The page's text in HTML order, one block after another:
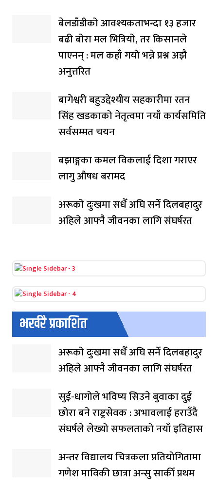
बेलडाँडीको आवश्यकताभन्दा १३ हजार
बढी बोरा मल भित्रियो, तर किसानले
पाएनन् : मल कहाँ गयो भन्ने प्रश्न अझै
अनुत्तरित
बागेश्वरी बहुउद्देश्यीय सहकारीमा रतन
सिंह खडकाको नेतृत्वमा नयाँ कार्यसमिति
सर्वसम्मत चयन
बझाङ्गका कमल विकलाई दिशा गराएर
लागु औषध बरामद
अरूको दुःखमा सधैँ अघि सर्ने दिलबहादुर
अहिले आफ्नै जीवनका लागि संघर्षरत
भर्खरै प्रकाशित
अरूको दुःखमा सधैँ अघि सर्ने दिलबहादुर
अहिले आफ्नै जीवनका लागि संघर्षरत
सुई-धागोले भविष्य सिउने बुवाका दुई
छोरा बने राष्ट्रसेवक : अभावलाई हराउँदै
संघर्षले लेख्यो सफलताको नयाँ इतिहास
अन्तर विद्यालय चित्रकला प्रतियोगितामा
गणेश माविकी छात्रा अन्सु सार्की प्रथम